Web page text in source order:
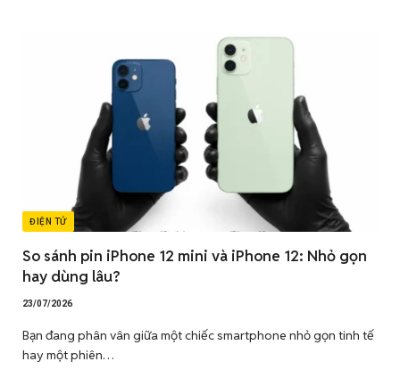
ĐIỆN TỬ
So sánh pin iPhone 12 mini và iPhone 12: Nhỏ gọn
hay dùng lâu?
23/07/2026
Bạn đang phân vân giữa một chiếc smartphone nhỏ gọn tinh tế
hay một phiên…